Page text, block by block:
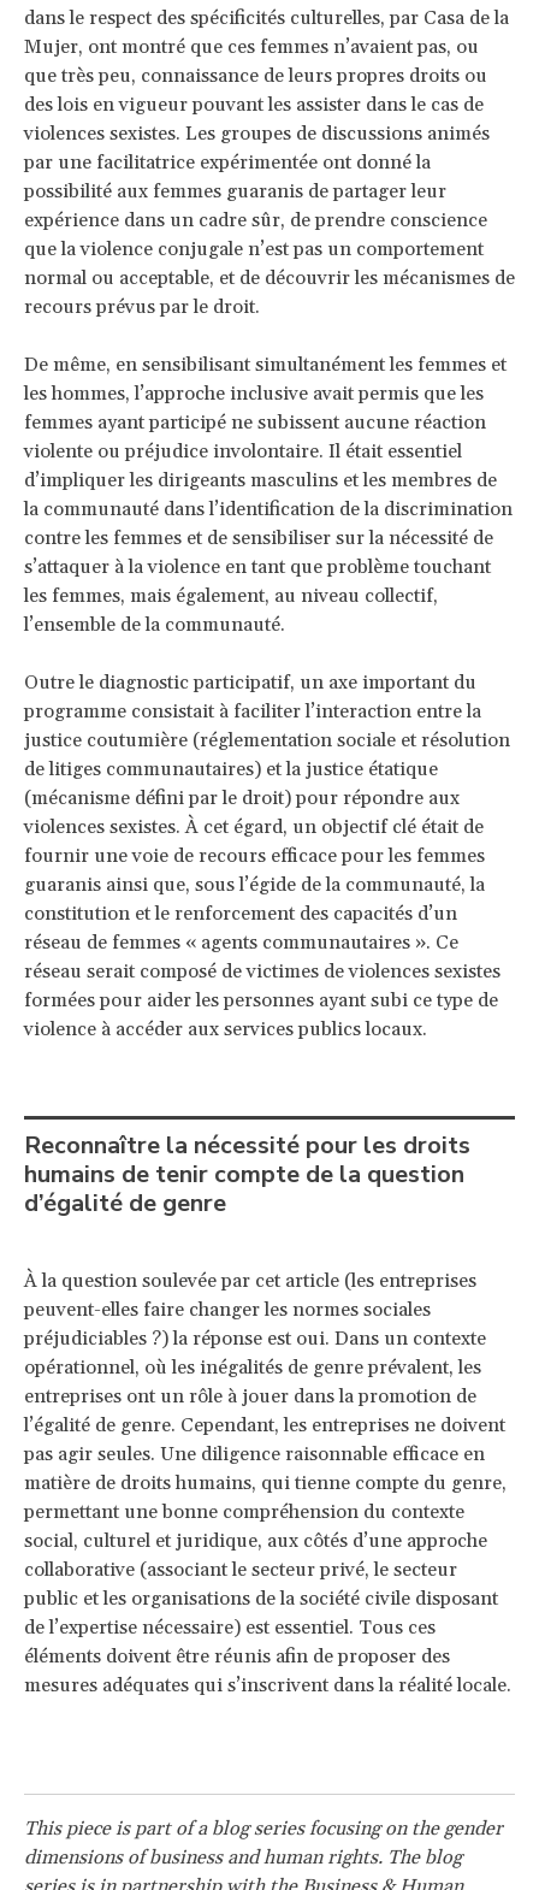
dans le respect des spécificités culturelles, par Casa de la
Mujer, ont montré que ces femmes n’avaient pas, ou
que très peu, connaissance de leurs propres droits ou
des lois en vigueur pouvant les assister dans le cas de
violences sexistes. Les groupes de discussions animés
par une facilitatrice expérimentée ont donné la
possibilité aux femmes guaranis de partager leur
expérience dans un cadre sûr, de prendre conscience
que la violence conjugale n’est pas un comportement
normal ou acceptable, et de découvrir les mécanismes de
recours prévus par le droit.
De même, en sensibilisant simultanément les femmes et
les hommes, l’approche inclusive avait permis que les
femmes ayant participé ne subissent aucune réaction
violente ou préjudice involontaire. Il était essentiel
d’impliquer les dirigeants masculins et les membres de
la communauté dans l’identification de la discrimination
contre les femmes et de sensibiliser sur la nécessité de
s’attaquer à la violence en tant que problème touchant
les femmes, mais également, au niveau collectif,
l’ensemble de la communauté.
Outre le diagnostic participatif, un axe important du
programme consistait à faciliter l’interaction entre la
justice coutumière (réglementation sociale et résolution
de litiges communautaires) et la justice étatique
(mécanisme défini par le droit) pour répondre aux
violences sexistes. À cet égard, un objectif clé était de
fournir une voie de recours efficace pour les femmes
guaranis ainsi que, sous l’égide de la communauté, la
constitution et le renforcement des capacités d’un
réseau de femmes « agents communautaires ». Ce
réseau serait composé de victimes de violences sexistes
formées pour aider les personnes ayant subi ce type de
violence à accéder aux services publics locaux.
Reconnaître la nécessité pour les droits
humains de tenir compte de la question
d’égalité de genre
À la question soulevée par cet article (les entreprises
peuvent-elles faire changer les normes sociales
préjudiciables ?) la réponse est oui. Dans un contexte
opérationnel, où les inégalités de genre prévalent, les
entreprises ont un rôle à jouer dans la promotion de
l’égalité de genre. Cependant, les entreprises ne doivent
pas agir seules. Une diligence raisonnable efficace en
matière de droits humains, qui tienne compte du genre,
permettant une bonne compréhension du contexte
social, culturel et juridique, aux côtés d’une approche
collaborative (associant le secteur privé, le secteur
public et les organisations de la société civile disposant
de l’expertise nécessaire) est essentiel. Tous ces
éléments doivent être réunis afin de proposer des
mesures adéquates qui s’inscrivent dans la réalité locale.
This piece is part of a blog series focusing on the gender
dimensions of business and human rights. The blog